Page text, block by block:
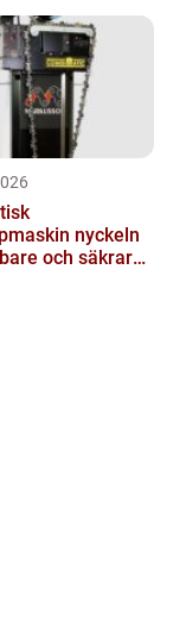
nyckeln
och säkrare